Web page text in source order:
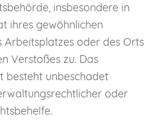
insbesondere in
ihres gewöhnlichen
Arbeitsplatzes oder des Orts
Verstoßes zu. Das
besteht unbeschadet
oder